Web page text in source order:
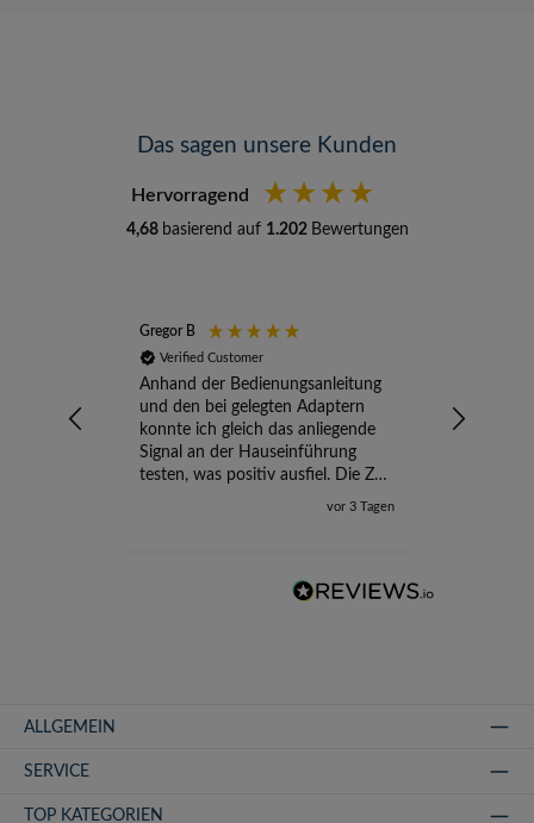
Das sagen unsere Kunden
Hervorragend
4,68 basierend auf 1.202 Bewertungen
Gregor B
Verified Customer
Anhand der Bedienungsanleitung
und den bei gelegten Adaptern
konnte ich gleich das anliegende
Signal an der Hauseinführung
testen, was positiv ausfiel. Die Zeit
der Ungewissheit ist jetzt vorbei,
vor 3 Tagen
ALLGEMEIN
SERVICE
TOP KATEGORIEN